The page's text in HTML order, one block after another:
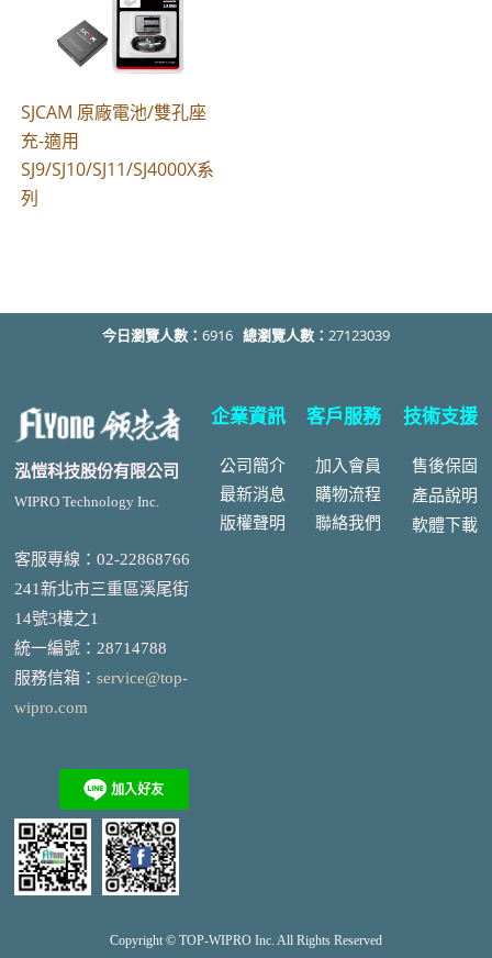
SJCAM 原廠電池/雙孔座
充-適用
SJ9/SJ10/SJ11/SJ4000X系
列
今日瀏覽人數： 6916 總瀏覽人數： 27123039
泓愷科技股份有限公司
WIPRO Technology Inc.
客服專線：02-22868766
241新北市三重區溪尾街
14號3樓之1
統一編號 ： 28714788
服務信箱： service@top-
wipro.com
企業資訊
公司簡介
最新消息
版權聲明
客戶服務
加入會員
購物流程
聯絡我們
技術支援
售後保固
產品說明
軟體下載
Copyright © TOP-WIPRO Inc. All Rights Reserved